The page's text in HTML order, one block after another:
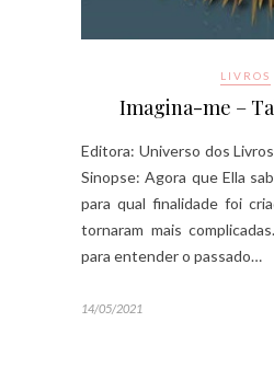
LIVROS
Imagina-me –
Editora: Universo dos
Sinopse: Agora que Ella
para qual finalidade foi
tornaram mais
para entender o passado…
14/05/2021